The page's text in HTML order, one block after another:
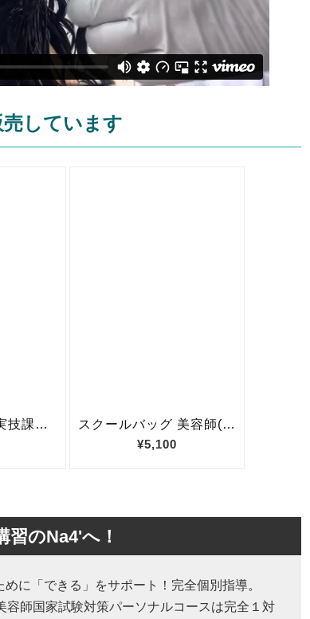
しています
習のNa4'へ！
めに「できる」をサポート！完全個別指導。
容師国家試験対策パーソナルコースは完全１対